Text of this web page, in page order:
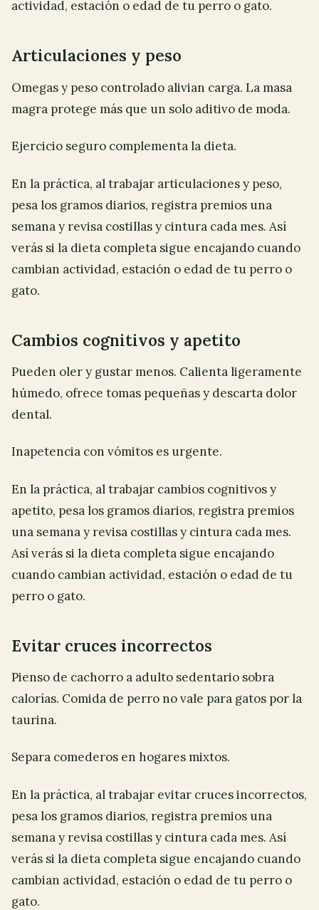
actividad, estación o edad de tu perro o gato.
Articulaciones y peso
Omegas y peso controlado alivian carga. La masa
magra protege más que un solo aditivo de moda.
Ejercicio seguro complementa la dieta.
En la práctica, al trabajar articulaciones y peso,
pesa los gramos diarios, registra premios una
semana y revisa costillas y cintura cada mes. Así
verás si la dieta completa sigue encajando cuando
cambian actividad, estación o edad de tu perro o
gato.
Cambios cognitivos y apetito
Pueden oler y gustar menos. Calienta ligeramente
húmedo, ofrece tomas pequeñas y descarta dolor
dental.
Inapetencia con vómitos es urgente.
En la práctica, al trabajar cambios cognitivos y
apetito, pesa los gramos diarios, registra premios
una semana y revisa costillas y cintura cada mes.
Así verás si la dieta completa sigue encajando
cuando cambian actividad, estación o edad de tu
perro o gato.
Evitar cruces incorrectos
Pienso de cachorro a adulto sedentario sobra
calorías. Comida de perro no vale para gatos por la
taurina.
Separa comederos en hogares mixtos.
En la práctica, al trabajar evitar cruces incorrectos,
pesa los gramos diarios, registra premios una
semana y revisa costillas y cintura cada mes. Así
verás si la dieta completa sigue encajando cuando
cambian actividad, estación o edad de tu perro o
gato.